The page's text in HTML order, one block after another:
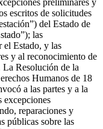
escritos de solicitudes
del Estado de
las
el Estado, y las
y al reconocimiento de
La Resolución de la
Humanos de 18
a las partes y a la
excepciones
reparaciones y
públicas sobre las